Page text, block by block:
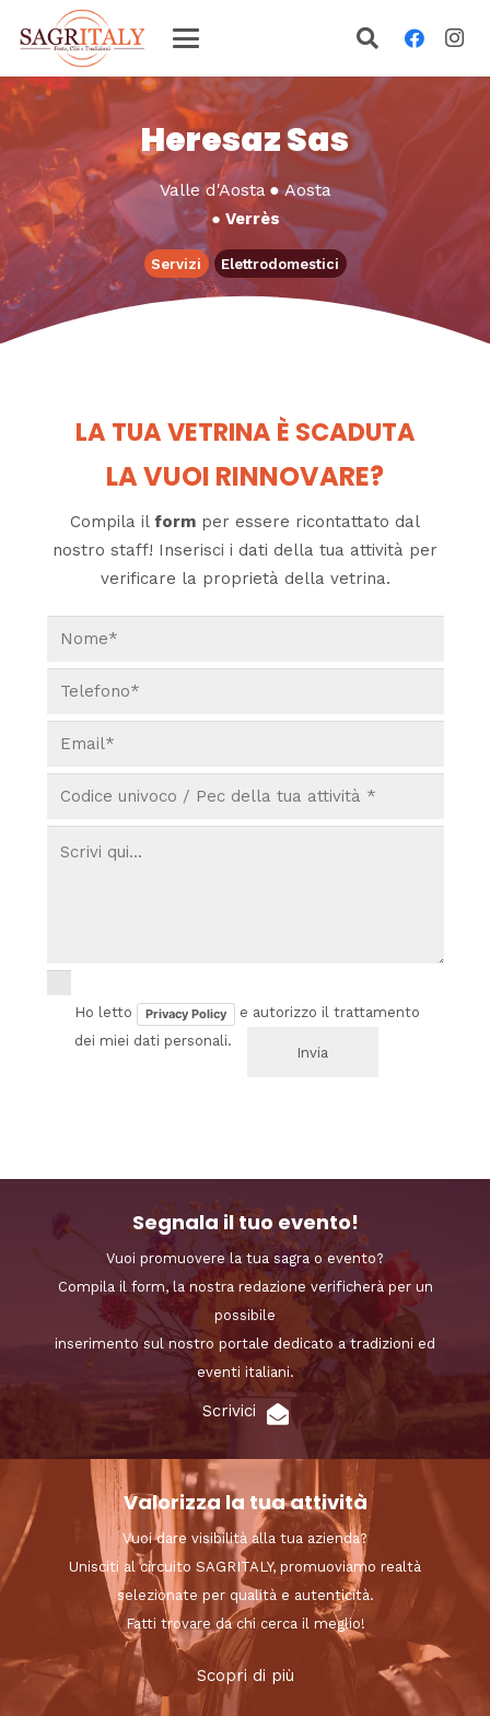
Heresaz Sas
Valle d'Aosta ●Aosta
● Verrès
Servizi Elettrodomestici
LA TUA VETRINA È SCADUTA
LA VUOI RINNOVARE?
Compila il form per essere ricontattato dal
nostro staff! Inserisci i dati della tua attività per
verificare la proprietà della vetrina.
Ho letto Privacy Policy
e autorizzo il trattamento
dei miei dati personali.
Segnala il tuo evento!
Vuoi promuovere la tua sagra o evento?
Compila il form, la nostra redazione verificherà per un
possibile
inserimento sul nostro portale dedicato a tradizioni ed
eventi italiani.
Scrivici
Valorizza la tua attività
Vuoi dare visibilità alla tua azienda?
Unisciti al circuito SAGRITALY, promuoviamo realtà
selezionate per qualità e autenticità.
Fatti trovare da chi cerca il meglio!
Scopri di più